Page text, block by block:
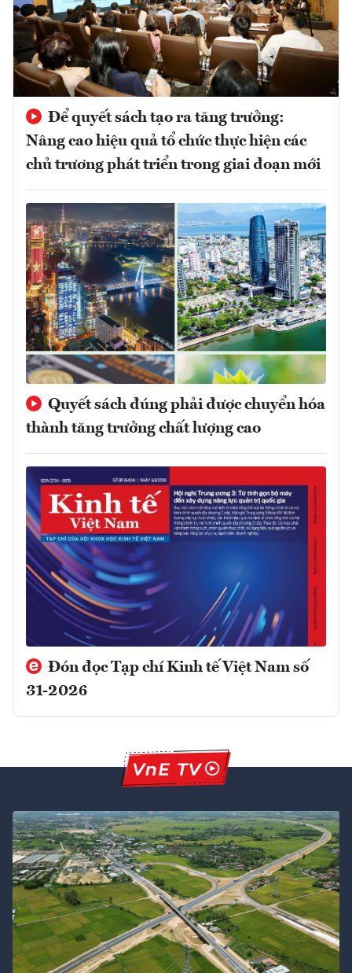
Để quyết sách tạo ra tăng trưởng:
Nâng cao hiệu quả tổ chức thực hiện các
chủ trương phát triển trong giai đoạn mới
Quyết sách đúng phải được chuyển hóa
thành tăng trưởng chất lượng cao
Đón đọc Tạp chí Kinh tế Việt Nam số
31-2026